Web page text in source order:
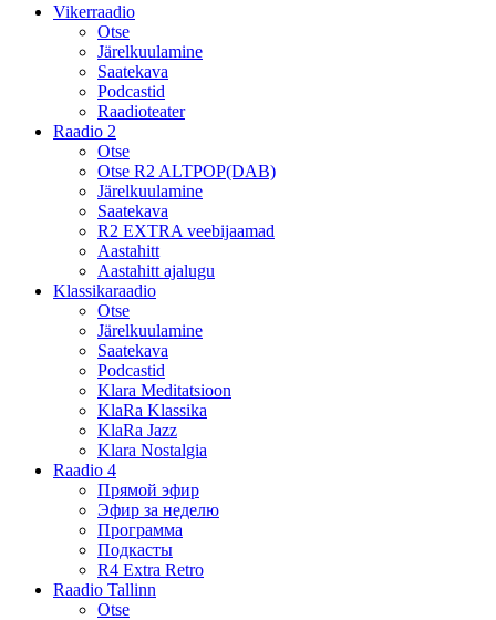
Vikerraadio
Otse
Järelkuulamine
Saatekava
Podcastid
Raadioteater
Raadio 2
Otse
Otse R2 ALTPOP(DAB)
Järelkuulamine
Saatekava
R2 EXTRA veebijaamad
Aastahitt
Aastahitt ajalugu
Klassikaraadio
Otse
Järelkuulamine
Saatekava
Podcastid
Klara Meditatsioon
KlaRa Klassika
KlaRa Jazz
Klara Nostalgia
Raadio 4
Прямой эфир
Эфир за неделю
Программа
Подкасты
R4 Extra Retro
Raadio Tallinn
Otse